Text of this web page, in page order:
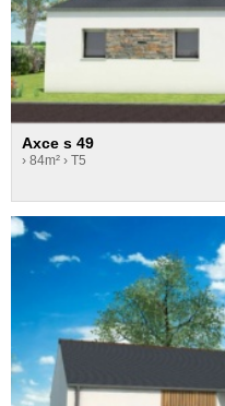
Axce s 49
› 84m² › T5